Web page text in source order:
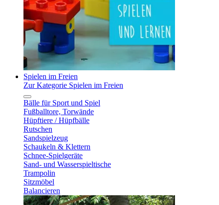
Spielen im Freien
Zur Kategorie Spielen im Freien
Bälle für Sport und Spiel
Fußballtore, Torwände
Hüpftiere / Hüpfbälle
Rutschen
Sandspielzeug
Schaukeln & Klettern
Schnee-Spielgeräte
Sand- und Wasserspieltische
Trampolin
Sitzmöbel
Balancieren